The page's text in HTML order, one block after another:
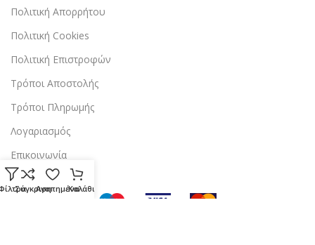
Πολιτική Απορρήτου
Πολιτική Cookies
Πολιτική Επιστροφών
Τρόποι Αποστολής
Τρόποι Πληρωμής
Λογαριασμός
Επικοινωνία
ΣύγκρισηΑγαπημέναΚαλάθι